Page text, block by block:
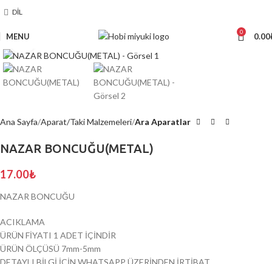
DIL
MENU 0 0.00
Ana Sayfa Aparat/Taki Malzemeleri Ara Aparatlar
NAZAR BONCUĞU(METAL)
17.00₺
NAZAR BONCUĞU
ACIKLAMA
ÜRÜN FİYATI 1 ADET İÇİNDİR
ÜRÜN ÖLÇÜSÜ 7mm-5mm